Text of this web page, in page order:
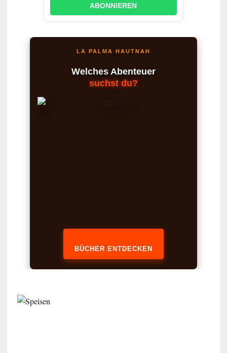
ABONNIEREN
LA PALMA HAUTNAH
Welches Abenteuer
suchst du?
BÜCHER ENTDECKEN